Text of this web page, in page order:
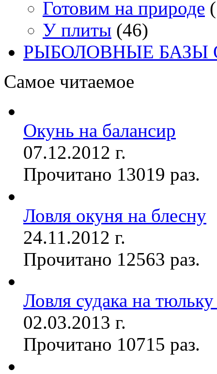
Готовим на природе
У плиты (46)
РЫБОЛОВНЫЕ БАЗЫ
Самое читаемое
Окунь на балансир
07.12.2012 г.
Прочитано 13019 раз.
Ловля окуня на блесну
24.11.2012 г.
Прочитано 12563 раз.
Ловля судака на
02.03.2013 г.
Прочитано 10715 раз.